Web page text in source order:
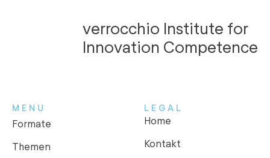
verrocchio Institute for
Innovation Competence
MENU
Formate
Themen
LEGAL
Home
Kontakt